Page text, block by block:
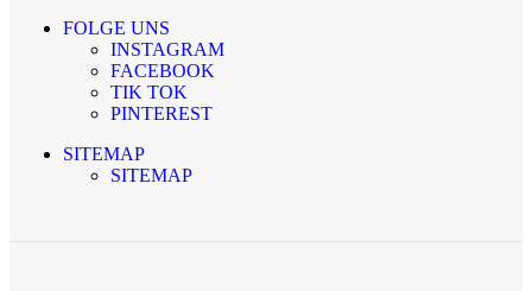
FOLGE UNS
INSTAGRAM
FACEBOOK
TIK TOK
PINTEREST
SITEMAP
SITEMAP